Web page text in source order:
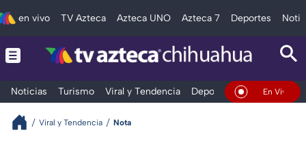
en vivo TV Azteca Azteca UNO Azteca 7 Deportes
Noticias Turismo Viral y Tendencia Deportes Espectáculos
En Vivo
Viral y Tendencia Nota